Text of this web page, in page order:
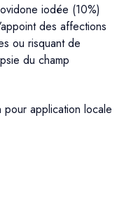
iodée (10%)
des affections
ou risquant de
du champ
application locale